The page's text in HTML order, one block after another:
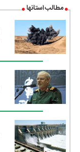
مطالب استانها